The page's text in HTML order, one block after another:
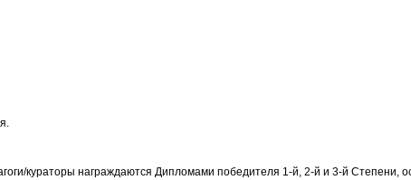
кураторы награждаются Дипломами победителя 1-й, 2-й и 3-й Степени,